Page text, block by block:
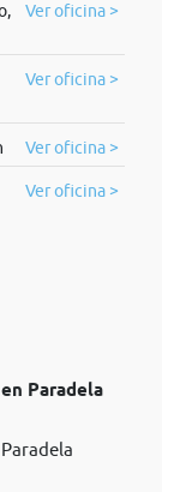
Ver oficina >
Ver oficina >
Ver oficina >
Ver oficina >
Paradela